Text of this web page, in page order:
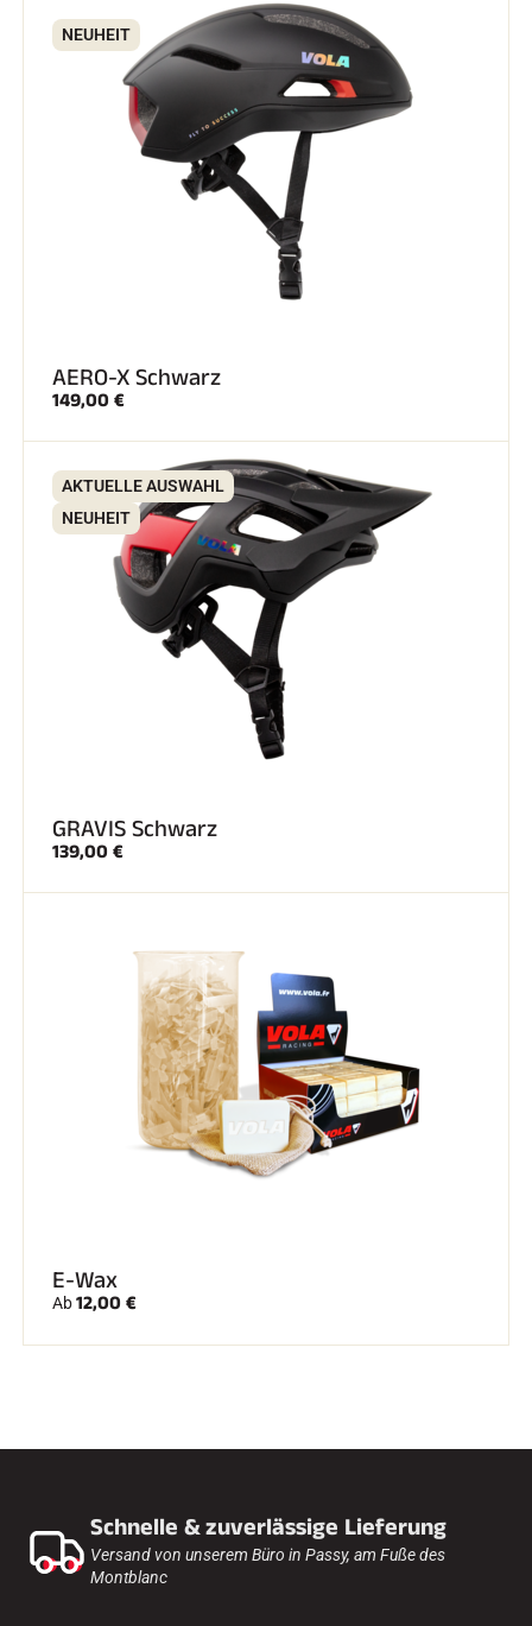
SKIRENNEN
SKIFAHREN IN JEDEM GELÄNDE
SKILANGLAUF
NEUHEIT
AERO-X Schwarz
149,00 €
AKTUELLE AUSWAHL
NEUHEIT
GRAVIS Schwarz
139,00 €
E-Wax
Ab12,00 €
Schnelle & zuverlässige Lieferung
Versand von unserem Büro in Passy, am Fuße des
Montblanc